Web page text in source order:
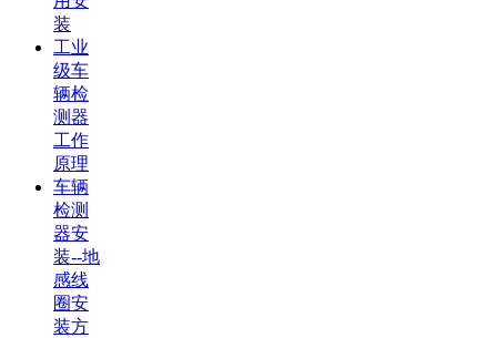
装
工业
级车
辆检
测器
工作
原理
车辆
检测
器安
装--地
感线
圈安
装方